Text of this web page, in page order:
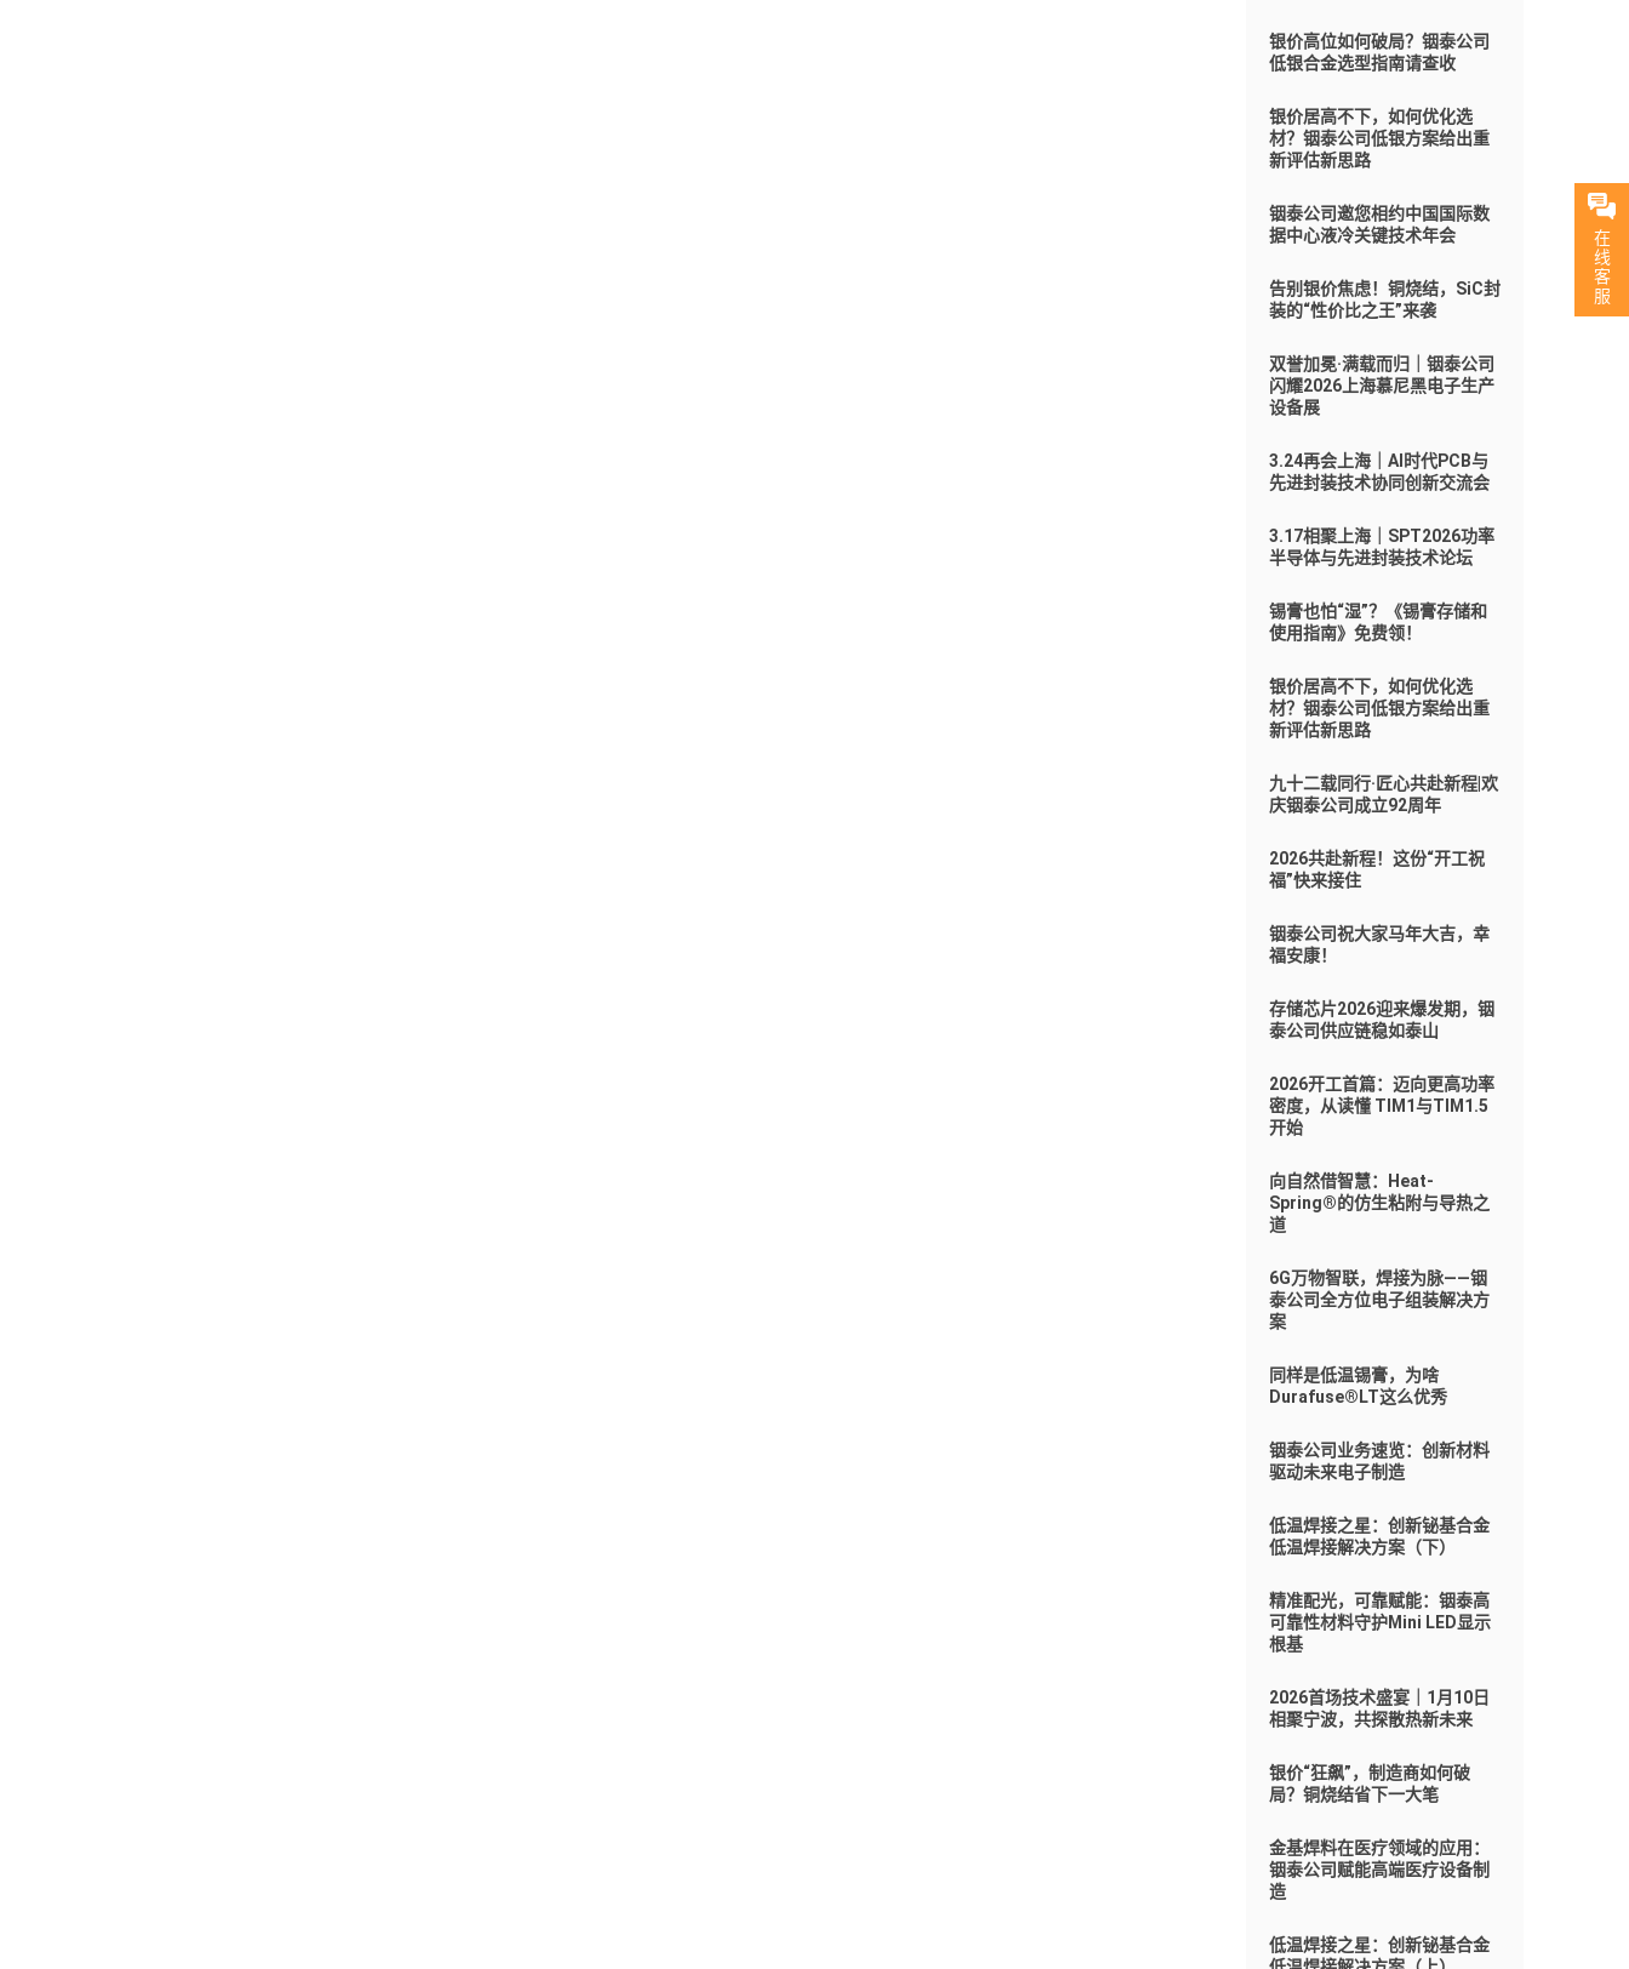
在
线
客
服
银价高位如何破局？铟泰公司
低银合金选型指南请查收
银价居高不下，如何优化选
材？铟泰公司低银方案给出重
新评估新思路
铟泰公司邀您相约中国国际数
据中心液冷关键技术年会
告别银价焦虑！铜烧结，SiC封
装的“性价比之王”来袭
双誉加冕·满载而归｜铟泰公司
闪耀2026上海慕尼黑电子生产
设备展
3.24再会上海｜AI时代PCB与
先进封装技术协同创新交流会
3.17相聚上海｜SPT2026功率
半导体与先进封装技术论坛
锡膏也怕“湿”？《锡膏存储和
使用指南》免费领！
银价居高不下，如何优化选
材？铟泰公司低银方案给出重
新评估新思路
九十二载同行·匠心共赴新程|欢
庆铟泰公司成立92周年
2026共赴新程！这份“开工祝
福”快来接住
铟泰公司祝大家马年大吉，幸
福安康！
存储芯片2026迎来爆发期，铟
泰公司供应链稳如泰山
2026开工首篇：迈向更高功率
密度，从读懂 TIM1与TIM1.5
开始
向自然借智慧：Heat-
Spring®的仿生粘附与导热之
道
6G万物智联，焊接为脉——铟
泰公司全方位电子组装解决方
案
同样是低温锡膏，为啥
Durafuse®LT这么优秀
铟泰公司业务速览：创新材料
驱动未来电子制造
低温焊接之星：创新铋基合金
低温焊接解决方案（下）
精准配光，可靠赋能：铟泰高
可靠性材料守护Mini LED显示
根基
2026首场技术盛宴｜1月10日
相聚宁波，共探散热新未来
银价“狂飙”，制造商如何破
局？铜烧结省下一大笔
金基焊料在医疗领域的应用：
铟泰公司赋能高端医疗设备制
造
低温焊接之星：创新铋基合金